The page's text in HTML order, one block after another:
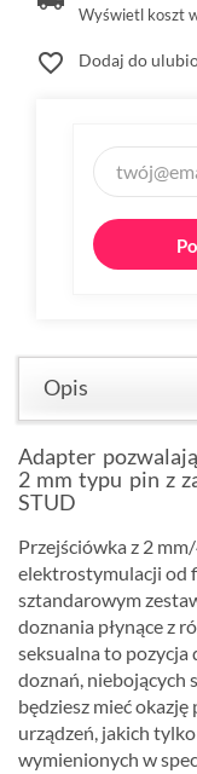
Wyświetl koszt
favorite_border Dodaj do
Opis
Adapter
2 mm typu pin z
STUD
Przejściówka z 2
elektrostymulacji od
sztandarowym
doznania płynące z
seksualna to
doznań, niebojących
będziesz mieć
urządzeń, jakich
wymienionych w